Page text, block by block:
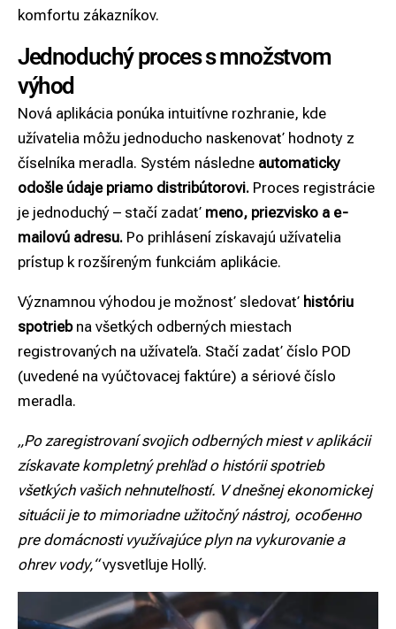
komfortu zákazníkov.
Jednoduchý proces s množstvom
výhod
Nová aplikácia ponúka intuitívne rozhranie, kde
užívatelia môžu jednoducho naskenovať hodnoty z
číselníka meradla. Systém následne automaticky
odošle údaje priamo distribútorovi. Proces registrácie
je jednoduchý – stačí zadať meno, priezvisko a e-
mailovú adresu. Po prihlásení získavajú užívatelia
prístup k rozšíreným funkciám aplikácie.
Významnou výhodou je možnosť sledovať históriu
spotriebna všetkých odberných miestach
registrovaných na užívateľa. Stačí zadať číslo POD
(uvedené na vyúčtovacej faktúre) a sériové číslo
meradla.
„Po zaregistrovaní svojich odberných miest v aplikácii
získavate kompletný prehľad o histórii spotrieb
všetkých vašich nehnuteľností. V dnešnej ekonomickej
situácii je to mimoriadne užitočný nástroj, особенно
pre domácnosti využívajúce plyn na vykurovanie a
ohrev vody,“vysvetľuje Hollý.